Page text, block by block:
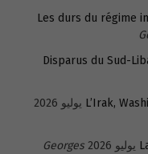
Les durs du régime
Disparus du Sud-
L’Irak,
Georges